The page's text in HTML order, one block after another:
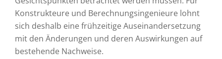
Konstrukteure und Berechnungsingenieure lohnt
sich deshalb eine frühzeitige Auseinandersetzung
mit den Änderungen und deren Auswirkungen auf
bestehende Nachweise.